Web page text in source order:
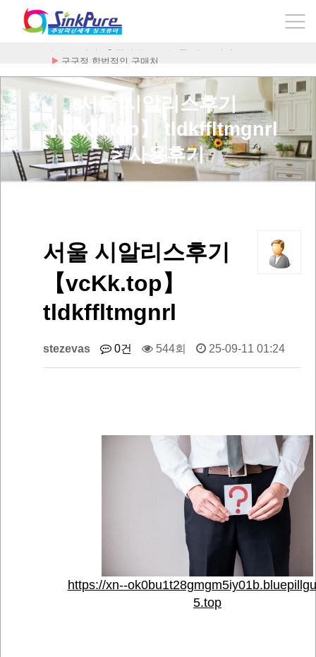
구구정 합법적인 구매처
서울 시알리스후기
【vcKk.top】 tldkffltmgnrl
> 사용후기
서울 시알리스후기
【vcKk.top】
tldkffltmgnrl
stezevas 0건 544회 25-09-11 01:24
https://xn--
5.top